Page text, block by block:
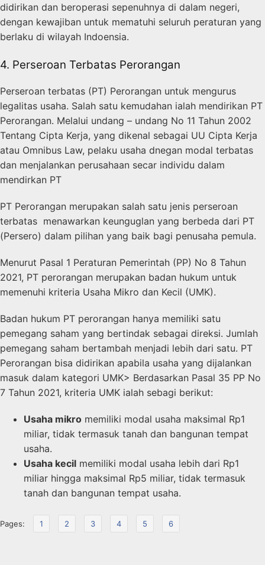
didirikan dan beroperasi sepenuhnya di dalam negeri,
dengan kewajiban untuk mematuhi seluruh peraturan yang
berlaku di wilayah Indoensia.
4. Perseroan Terbatas Perorangan
Perseroan terbatas (PT) Perorangan untuk mengurus
legalitas usaha. Salah satu kemudahan ialah mendirikan PT
Perorangan. Melalui undang – undang No 11 Tahun 2002
Tentang Cipta Kerja, yang dikenal sebagai UU Cipta Kerja
atau Omnibus Law, pelaku usaha dnegan modal terbatas
dan menjalankan perusahaan secar individu dalam
mendirkan PT
PT Perorangan merupakan salah satu jenis perseroan
terbatas menawarkan keunguglan yang berbeda dari PT
(Persero) dalam pilihan yang baik bagi penusaha pemula.
Menurut Pasal 1 Peraturan Pemerintah (PP) No 8 Tahun
2021, PT perorangan merupakan badan hukum untuk
memenuhi kriteria Usaha Mikro dan Kecil (UMK).
Badan hukum PT perorangan hanya memiliki satu
pemegang saham yang bertindak sebagai direksi. Jumlah
pemegang saham bertambah menjadi lebih dari satu. PT
Perorangan bisa didirikan apabila usaha yang dijalankan
masuk dalam kategori UMK> Berdasarkan Pasal 35 PP No
7 Tahun 2021, kriteria UMK ialah sebagi berikut:
Usaha mikro memiliki modal usaha maksimal Rp1
miliar, tidak termasuk tanah dan bangunan tempat
usaha.
Usaha kecil memiliki modal usaha lebih dari Rp1
miliar hingga maksimal Rp5 miliar, tidak termasuk
tanah dan bangunan tempat usaha.
Pages: 1 2 3 4 5 6